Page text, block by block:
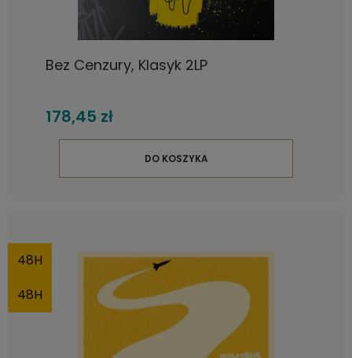
Bez Cenzury, Klasyk 2LP
178,45 zł
DO KOSZYKA
48H
48H